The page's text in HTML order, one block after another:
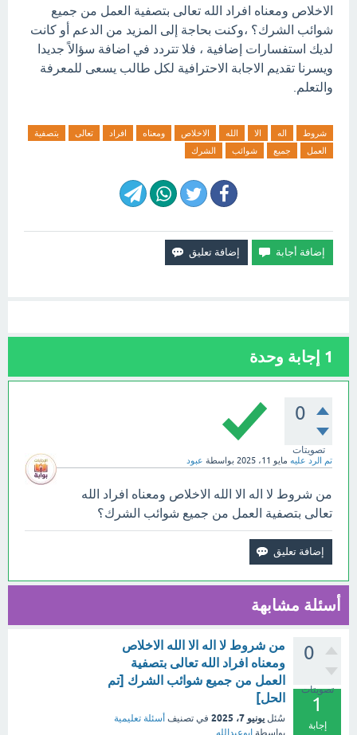
الاخلاص ومعناه افراد الله تعالى بتصفية العمل من جميع
شوائب الشرك؟ ،وكنت بحاجة إلى المزيد من الدعم أو كانت
لديك استفسارات إضافية ، فلا تتردد في اضافة سؤالاً جديدا
ويسرنا تقديم الاجابة الاحترافية لكل طالب يسعى للمعرفة
والتعلم.
شروط اله الا الله الاخلاص ومعناه افراد تعالى
بتصفية
العمل
جميع شوائب الشرك
1 إجابة وحدة
0
تصويتات
تم الرد عليه مايو 11، 2025 بواسطة عبود
من شروط لا اله الا الله الاخلاص ومعناه افراد الله
تعالى بتصفية العمل من جميع شوائب الشرك؟
أسئلة مشابهة
0
تصويتات
1
إجابة
من شروط لا اله الا الله الاخلاص
ومعناه افراد الله تعالى بتصفية
العمل من جميع شوائب الشرك [تم
الحل]
سُئل يونيو 7، 2025 في تصنيف أسئلة تعليمية
بواسطة ابوعبدالله